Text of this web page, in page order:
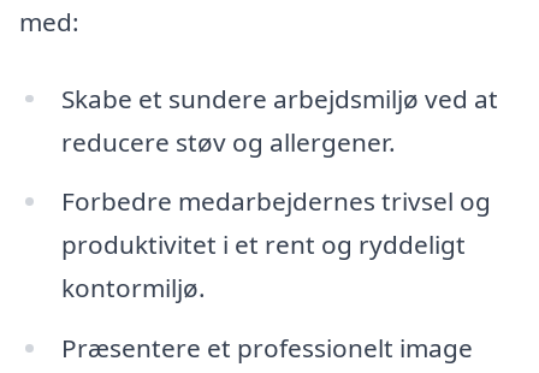
med:
Skabe et sundere arbejdsmiljø ved at
reducere støv og allergener.
Forbedre medarbejdernes trivsel og
produktivitet i et rent og ryddeligt
kontormiljø.
Præsentere et professionelt image